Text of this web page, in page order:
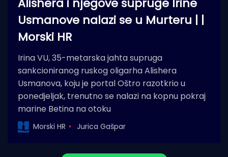
Usmanove nalazi se u Murteru | |
Morski HR
Irina VU, 35-metarska jahta supruga
sankcioniranog ruskog oligarha Alishera
Usmanova, koju je portal Oštro razotkrio u
ponedjeljak, trenutno se nalazi na kopnu pokraj
marine Betina na otoku
Morski HR Jurica Gašpar